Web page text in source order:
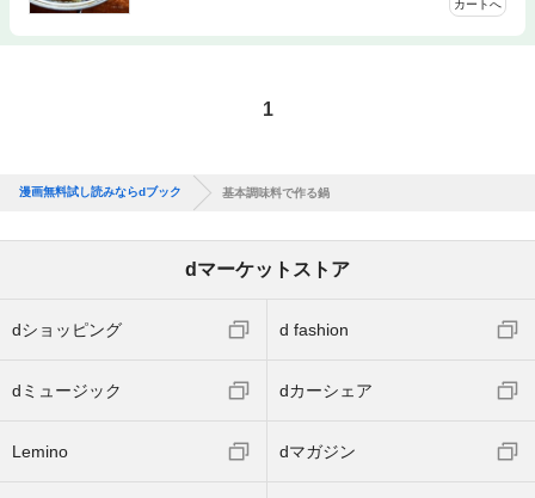
カートへ
1
漫画無料試し読みならdブック 基本調味料で作る鍋
dマーケットストア
dショッピング d fashion
dミュージック dカーシェア
Lemino dマガジン